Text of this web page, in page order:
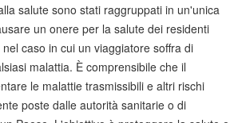
salute sono stati raggruppati in un'unica
un onere per la salute dei residenti
caso in cui un viaggiatore soffra di
malattia. È comprensibile che il
le malattie trasmissibili e altri rischi
poste dalle autorità sanitarie o di